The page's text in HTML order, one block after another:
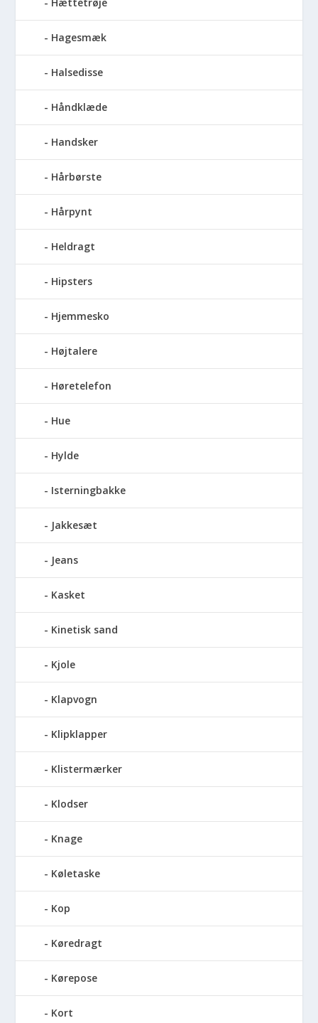
Hagesmæk
Halsedisse
Håndklæde
Handsker
Hårbørste
Hårpynt
Heldragt
Hipsters
Hjemmesko
Højtalere
Høretelefon
Hue
Hylde
Isterningbakke
Jakkesæt
Jeans
Kasket
Kinetisk sand
Kjole
Klapvogn
Klipklapper
Klistermærker
Klodser
Knage
Køletaske
Kop
Køredragt
Kørepose
Kort